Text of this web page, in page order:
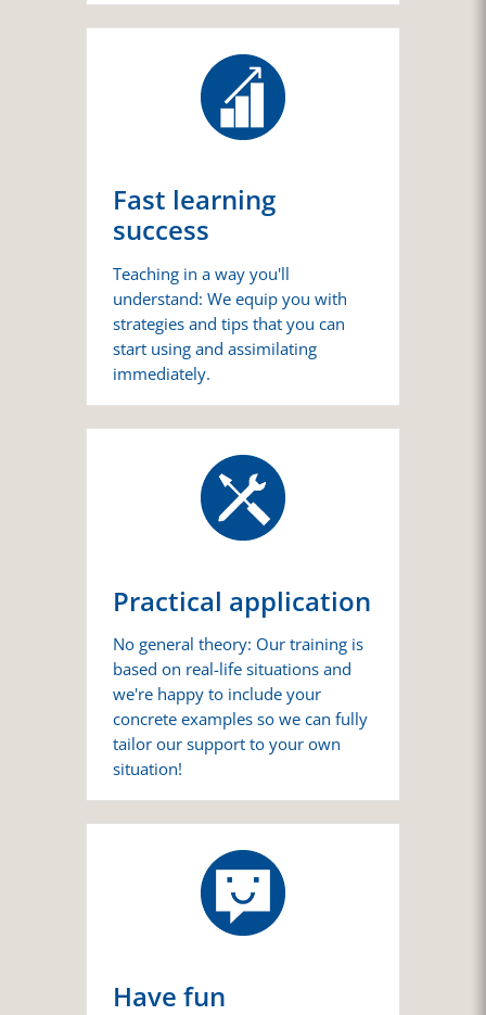
Fast learning
success
Teaching in a way you'll
understand: We equip you with
strategies and tips that you can
start using and assimilating
immediately.
Practical application
No general theory: Our training is
based on real-life situations and
we're happy to include your
concrete examples so we can fully
tailor our support to your own
situation!
Have fun